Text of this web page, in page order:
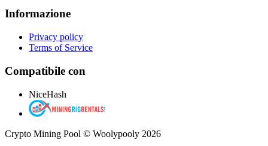
Informazione
Privacy policy
Terms of Service
Compatibile con
NiceHash
Crypto Mining Pool © Woolypooly 2026